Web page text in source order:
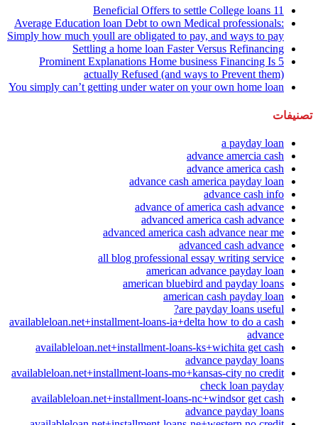
11 Beneficial Offers to settle College loans
Average Education loan Debt to own Medical professionals:
Simply how much youll are obligated to pay, and ways to pay
Settling a home loan Faster Versus Refinancing
5 Prominent Explanations Home business Financing Is
actually Refused (and ways to Prevent them)
You simply can’t getting under water on your own home loan
تصنيفات
a payday loan
advance amercia cash
advance america cash
advance cash america payday loan
advance cash info
advance of america cash advance
advanced america cash advance
advanced america cash advance near me
advanced cash advance
all blog professional essay writing service
american advance payday loan
american bluebird and payday loans
american cash payday loan
are payday loans useful?
availableloan.net+installment-loans-ia+delta how to do a cash
advance
availableloan.net+installment-loans-ks+wichita get cash
advance payday loans
availableloan.net+installment-loans-mo+kansas-city no credit
check loan payday
availableloan.net+installment-loans-nc+windsor get cash
advance payday loans